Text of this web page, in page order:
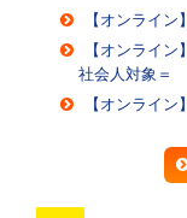
【オンライ
【オンライ
社会人対象＝
【オンライ